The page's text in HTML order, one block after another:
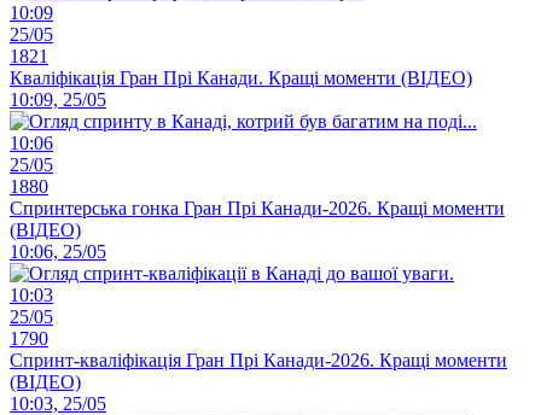
10:09
25/05
1821
Кваліфікація Гран Прі Канади. Кращі моменти (ВІДЕО)
10:09, 25/05
10:06
25/05
1880
Спринтерська гонка Гран Прі Канади-2026. Кращі моменти
(ВІДЕО)
10:06, 25/05
10:03
25/05
1790
Спринт-кваліфікація Гран Прі Канади-2026. Кращі моменти
(ВІДЕО)
10:03, 25/05